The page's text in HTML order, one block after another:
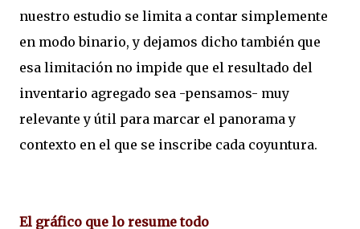
nuestro estudio se limita a contar simplemente
en modo binario, y dejamos dicho también que
esa limitación no impide que el resultado del
inventario agregado sea -pensamos- muy
relevante y útil para marcar el panorama y
contexto en el que se inscribe cada coyuntura.
El gráfico que lo resume todo